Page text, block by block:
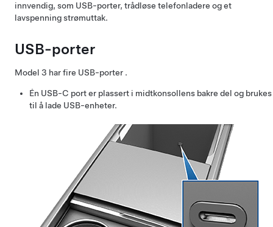
innvendig, som USB-porter, trådløse telefonladere og et
lavspenningstrømuttak.
USB-porter
Model 3 har fire USB-porter .
Én USB-C port er plassert i midtkonsollens bakre del og brukes
til å lade USB-enheter.